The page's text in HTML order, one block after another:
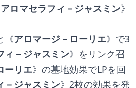
アロマセラフィ－ジャスミン》
《アロマージ－ローリエ》で3
ィ－ジャスミン》をリンク召
ーリエ》の墓地効果でLPを回
－ジャスミン》2枚の効果を発